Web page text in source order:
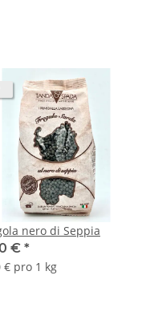
nero di Seppia
€ *
€ pro 1 kg